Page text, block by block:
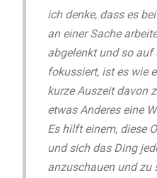
ich denke, dass es
an einer Sache
abgelenkt und so auf
fokussiert, ist es wie
kurze Auszeit davon
etwas Anderes eine
Es hilft einem, diese
und sich das Ding
anzuschauen und zu